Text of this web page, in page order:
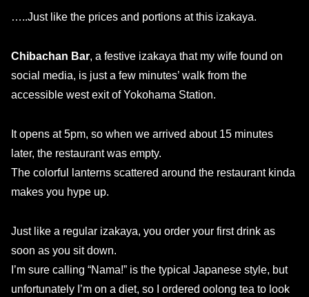
…..Just like the prices and portions at this izakaya.
Chibachan Bar, a festive izakaya that my wife found on
social media, is just a few minutes’ walk from the
accessible west exit of Yokohama Station.
It opens at 5pm, so when we arrived about 15 minutes
later, the restaurant was empty.
The colorful lanterns scattered around the restaurant kinda
makes you hype up.
Just like a regular izakaya, you order your first drink as
soon as you sit down.
I’m sure calling “Nama!” is the typical Japanese style, but
unfortunately I’m on a diet, so I ordered oolong tea to look